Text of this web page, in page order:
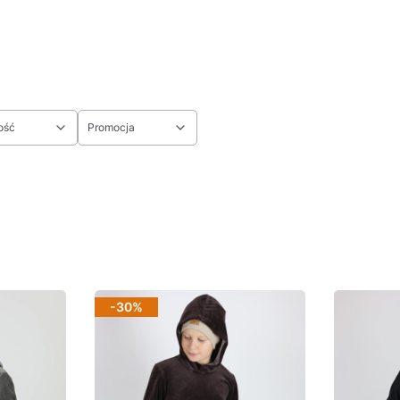
Promocja
-30%